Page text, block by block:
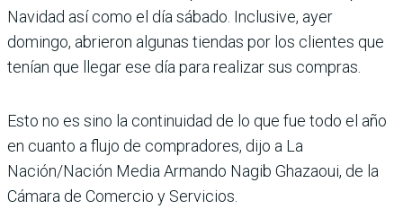
Navidad así como el día sábado. Inclusive, ayer
domingo, abrieron algunas tiendas por los clientes que
tenían que llegar ese día para realizar sus compras.
Esto no es sino la continuidad de lo que fue todo el año
en cuanto a flujo de comprado­res, dijo a La
Nación/Nación Media Armando Nagib Ghazaoui, de la
Cámara de Comercio y Servicios.